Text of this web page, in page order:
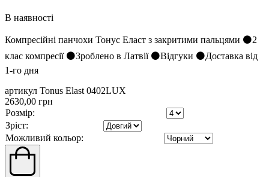
В наявності
Компресійні панчохи Тонус Еласт з закритими пальцями ⚫2
клас компресії ⚫Зроблено в Латвії ⚫Відгуки ⚫Доставка від
1-го дня
артикул Tonus Elast 0402LUX
2630,00 грн
Розмір:
Зріст:
Можливий кольор: